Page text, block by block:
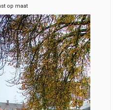
op maat